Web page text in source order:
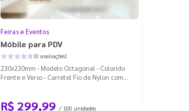
Feiras e Eventos
Móbile para PDV
(0 avaliações)
230x230mm - Modelo Octagonal - Colorido
Frente e Verso - Carretel Fio de Nylon com
R$ 299,99 / 100 unidades